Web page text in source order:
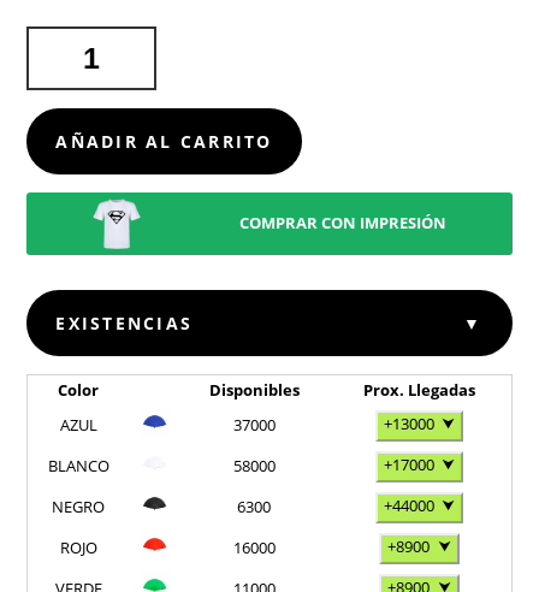
CANTIDAD
AÑADIR AL CARRITO
COMPRAR CON IMPRESIÓN
EXISTENCIAS ▼
Color Disponibles
Prox. Llegadas
AZUL
37000 +13000 ⮟
BLANCO
58000 +17000 ⮟
NEGRO
6300 +44000 ⮟
ROJO
16000 +8900 ⮟
+8900 ⮟